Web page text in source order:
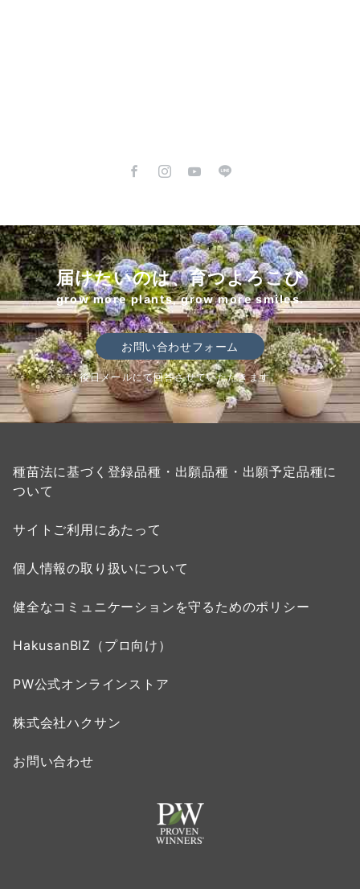
届けたいのは、育つよろこび
grow more plants, grow more smiles.
お問い合わせフォーム
後日メールにて回答させていただきます。
種苗法に基づく登録品種・出願品種・出願予定品種に
ついて
サイトご利用にあたって
個人情報の取り扱いについて
健全なコミュニケーションを守るためのポリシー
HakusanBIZ（プロ向け）
PW公式オンラインストア
株式会社ハクサン
お問い合わせ